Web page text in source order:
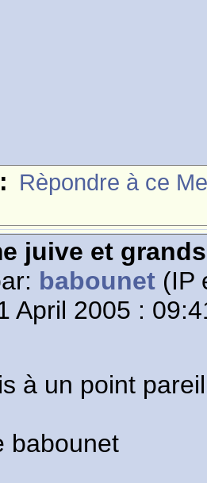
Rèpondre à ce
juive et
babounet (IP
April 2005 :
à un point
babounet